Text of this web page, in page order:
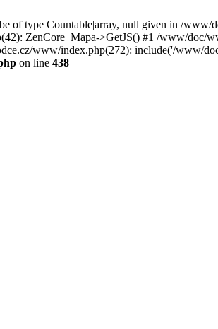
of type Countable|array, null given in /
ZenCore_Mapa->GetJS() #1 /www/doc/
www/index.php(272): include('/www/
on line 438